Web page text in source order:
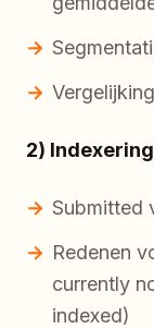
2)
Submitted
Redenen
currently
indexed)